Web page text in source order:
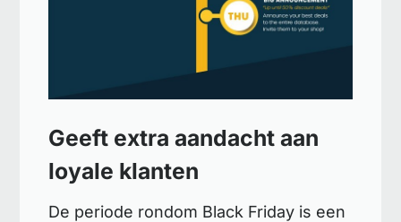
Geeft extra aandacht aan
loyale klanten
De periode rondom Black Friday is een